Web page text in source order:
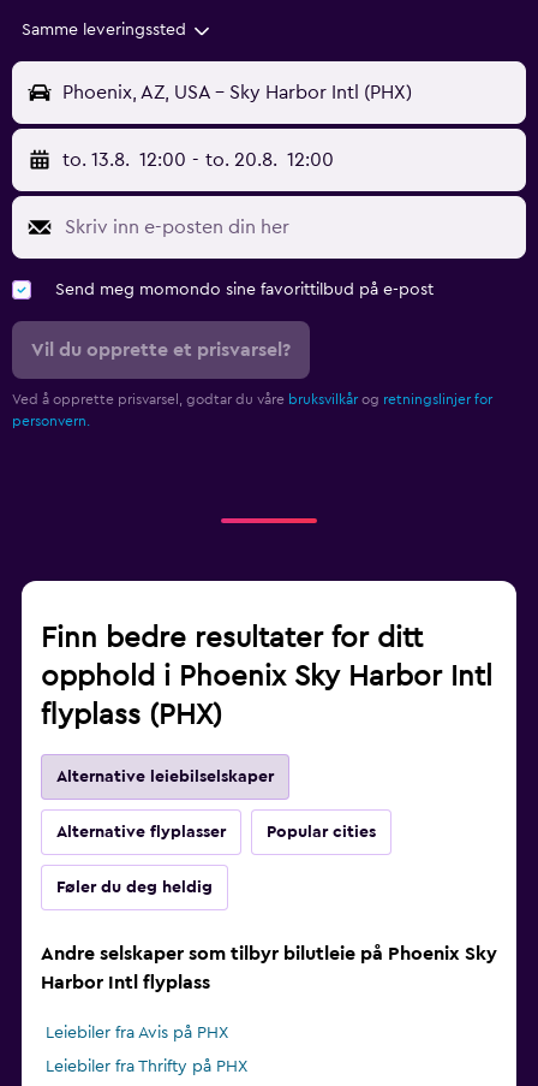
Samme leveringssted
Phoenix, AZ, USA - Sky Harbor Intl (PHX)
to. 13.8. 12:00 - to. 20.8. 12:00
Send meg momondo sine favorittilbud på e-post
Vil du opprette et prisvarsel?
Ved å opprette prisvarsel, godtar du våre bruksvilkår og retningslinjer for
personvern.
Finn bedre resultater for ditt
opphold i Phoenix Sky Harbor Intl
flyplass (PHX)
Alternative leiebilselskaper
Alternative flyplasser Popular cities
Føler du deg heldig
Andre selskaper som tilbyr bilutleie på Phoenix Sky
Harbor Intl flyplass
Leiebiler fra Avis på PHX
Leiebiler fra Thrifty på PHX